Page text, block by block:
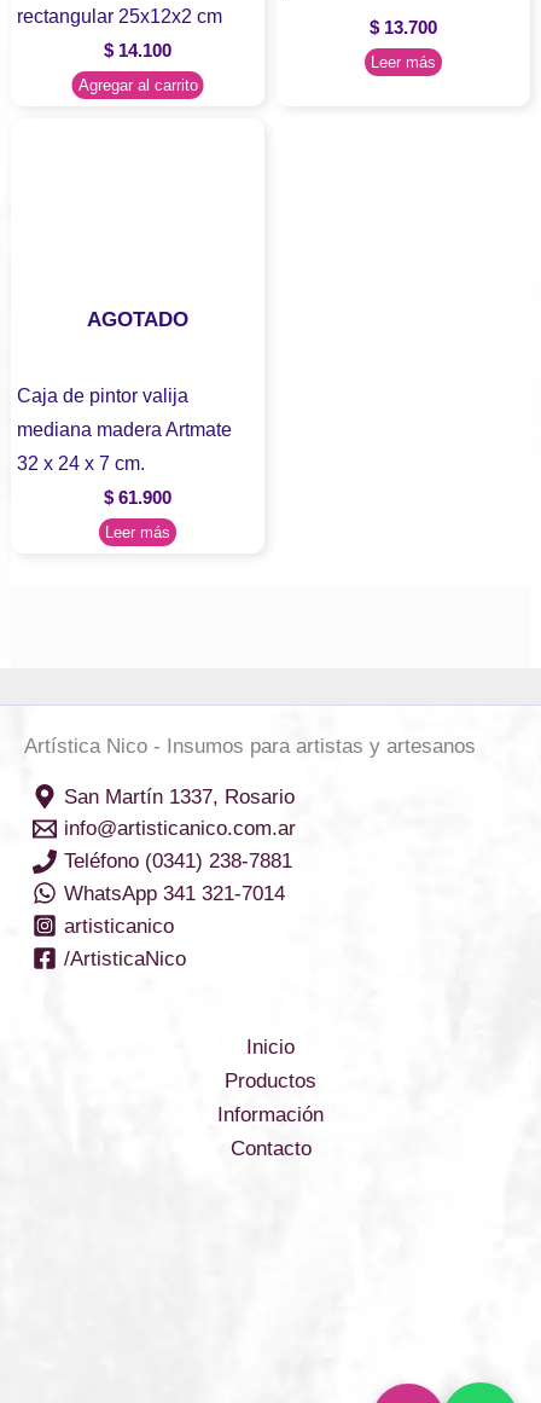
rectangular 25x12x2 cm
$ 14.100
Agregar al carrito
$13.700
Leer más
AGOTADO
Caja de pintor valija
mediana madera Artmate
32 x 24 x 7 cm.
$ 61.900
Leer más
Artística Nico - Insumos para artistas y artesanos
San Martín 1337, Rosario
info@artisticanico.com.ar
Teléfono (0341) 238-7881
WhatsApp 341 321-7014
artisticanico
/ArtisticaNico
Inicio
Productos
Información
Contacto